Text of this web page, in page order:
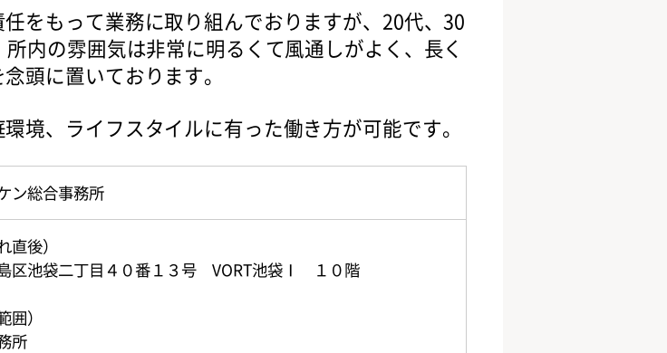
をもって業務に取り組んでおりますが、20代、30
内の雰囲気は非常に明るくて風通しがよく、長く
頭に置いております。
境、ライフスタイルに有った働き方が可能です。
ン総合事務所
直後）
区池袋二丁目４０番１３号 VORT池袋Ⅰ １０階
囲）
所